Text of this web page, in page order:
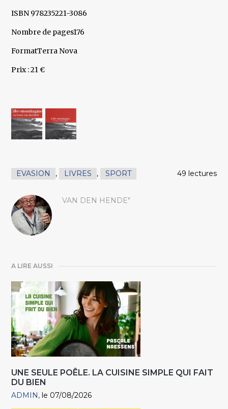
ISBN 978235221-3086
Nombre de pages176
FormatTerra Nova
Prix : 21 €
EVASION , LIVRES , SPORT 49 lectures
VAN DEN HENDE"
A LIRE AUSSI
UNE SEULE POÊLE. LA CUISINE SIMPLE QUI FAIT
DU BIEN
ADMIN le 07/08/2026